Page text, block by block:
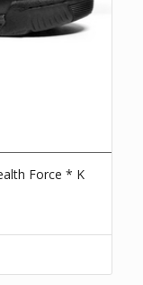
Force * K